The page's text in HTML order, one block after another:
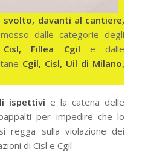
davanti al cantiere,
dalle categorie degli
Cisl, Fillea Cgil e dalle
Cgil, Cisl, Uil di Milano,
ispettivi e la catena delle
per impedire che lo
regga sulla violazione dei
di Cisl e Cgil